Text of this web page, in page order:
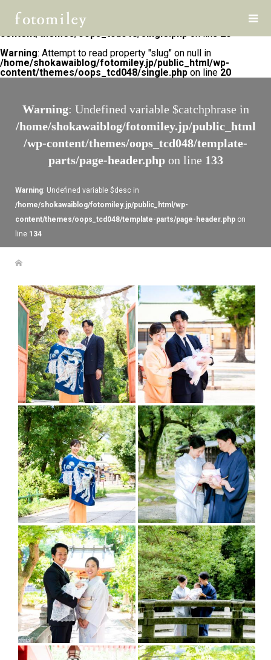
Warning
: Undefined array key 0 in
/home/shokawaiblog/fotomiley.jp/public_html/wp-
content/themes/oops_tcd048/single.phpon line20
Warning: Attempt to read property "slug" on null in
/home/shokawaiblog/fotomiley.jp/public_html/wp-
content/themes/oops_tcd048/single.php on line 20
Warning: Undefined variable $catchphrase in
/home/shokawaiblog/fotomiley.jp/public_html
/wp-content/themes/oops_tcd048/template-
parts/page-header.phpon line 133
Warning: Undefined variable $desc in
/home/shokawaiblog/fotomiley.jp/public_html/wp-
content/themes/oops_tcd048/template-parts/page-header.phpon
line 134